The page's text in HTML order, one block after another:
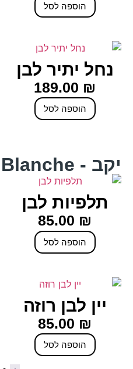
הוספה לסל
נחל יתיר לבן
189.00 ₪
הוספה לסל
יקב - La Forêt Blanche
תלפיות לבן
85.00 ₪
הוספה לסל
יין לבן רוזה
85.00 ₪
הוספה לסל